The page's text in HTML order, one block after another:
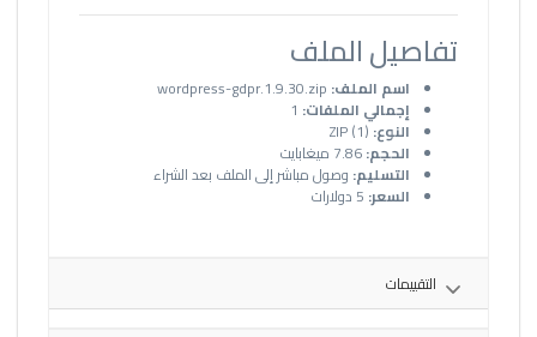
تفاصيل الملف
اسم الملف:
إجمالي الملفات:
النوع:ZIP (1)
الحجم:
التسليم: وصول مباشر إلى الملف بعد الشراء
السعر:
التقييمات